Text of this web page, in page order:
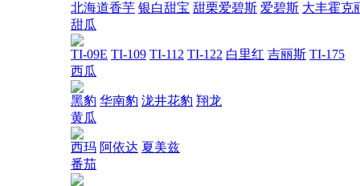
北海道香芋 银白甜宝 甜栗爱碧斯 爱碧斯 大丰霍克
甜瓜
TI-09E TI-109 TI-112 TI-122 白里红 吉丽斯 TI-175
西瓜
黑豹 华南豹 泷井花豹 翔龙
黄瓜
西玛 阿依达 夏美兹
番茄